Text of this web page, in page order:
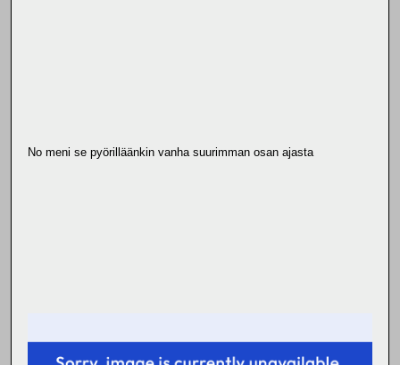
No meni se pyörilläänkin vanha suurimman osan ajasta